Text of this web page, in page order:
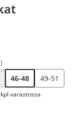
46-48 49-51
varastossa